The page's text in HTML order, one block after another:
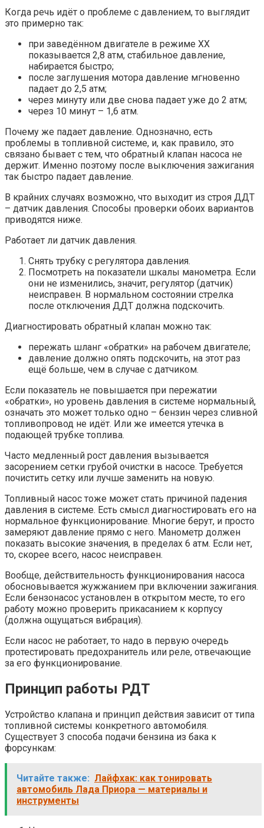
Когда речь идёт о проблеме с давлением, то выглядит
это примерно так:
при заведённом двигателе в режиме ХХ
показывается 2,8 атм, стабильное давление,
набирается быстро;
после заглушения мотора давление мгновенно
падает до 2,5 атм;
через минуту или две снова падает уже до 2 атм;
через 10 минут – 1,6 атм.
Почему же падает давление. Однозначно, есть
проблемы в топливной системе, и, как правило, это
связано бывает с тем, что обратный клапан насоса не
держит. Именно поэтому после выключения зажигания
так быстро падает давление.
В крайних случаях возможно, что выходит из строя ДДТ
– датчик давления. Способы проверки обоих вариантов
приводятся ниже.
Работает ли датчик давления.
Снять трубку с регулятора давления.
Посмотреть на показатели шкалы манометра. Если
они не изменились, значит, регулятор (датчик)
неисправен. В нормальном состоянии стрелка
после отключения ДДТ должна подскочить.
Диагностировать обратный клапан можно так:
пережать шланг «обратки» на рабочем двигателе;
давление должно опять подскочить, на этот раз
ещё больше, чем в случае с датчиком.
Если показатель не повышается при пережатии
«обратки», но уровень давления в системе нормальный,
означать это может только одно – бензин через сливной
топливопровод не идёт. Или же имеется утечка в
подающей трубке топлива.
Часто медленный рост давления вызывается
засорением сетки грубой очистки в насосе. Требуется
почистить сетку или лучше заменить на новую.
Топливный насос тоже может стать причиной падения
давления в системе. Есть смысл диагностировать его на
нормальное функционирование. Многие берут, и просто
замеряют давление прямо с него. Манометр должен
показать высокие значения, в пределах 6 атм. Если нет,
то, скорее всего, насос неисправен.
Вообще, действительность функционирования насоса
обосновывается жужжанием при включении зажигания.
Если бензонасос установлен в открытом месте, то его
работу можно проверить прикасанием к корпусу
(должна ощущаться вибрация).
Если насос не работает, то надо в первую очередь
протестировать предохранитель или реле, отвечающие
за его функционирование.
Принцип работы РДТ
Устройство клапана и принцип действия зависит от типа
топливной системы конкретного автомобиля.
Существует 3 способа подачи бензина из бака к
форсункам:
Читайте также: Лайфхак: как тонировать
автомобиль Лада Приора — материалы и
инструменты